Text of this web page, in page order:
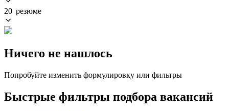
20 резюме
Ничего не нашлось
Попробуйте изменить формулировку или фильтры
Быстрые фильтры подбора вакансий